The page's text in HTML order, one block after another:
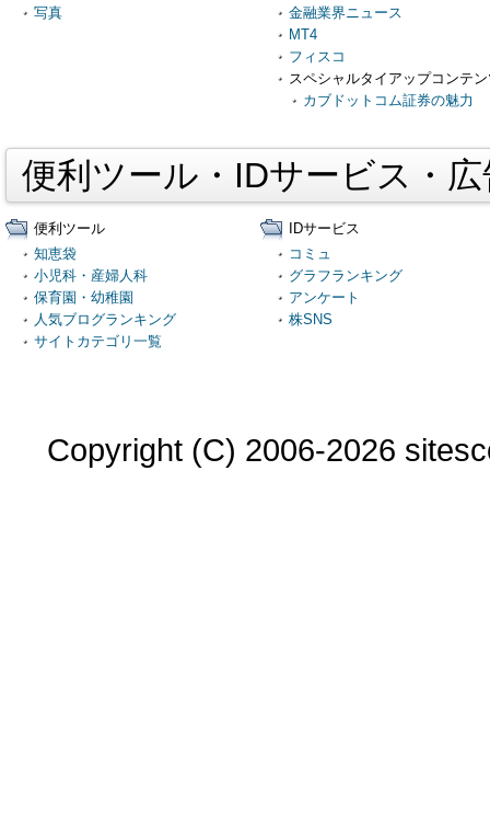
写真
金融業界ニュース
MT4
フィスコ
スペシャルタイアップコンテ
カブドットコム証券の魅力
便利ツール・IDサービス・
便利ツール
知恵袋
小児科・産婦人科
保育園・幼稚園
人気ブログランキング
サイトカテゴリ一覧
IDサービス
コミュ
グラフランキング
アンケート
株SNS
Copyright (C) 2006-2026